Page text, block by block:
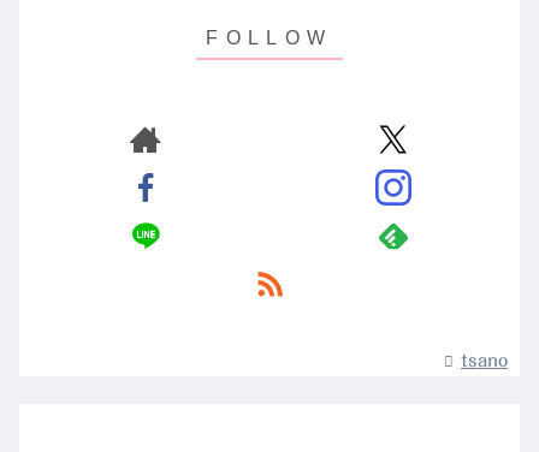
tsano